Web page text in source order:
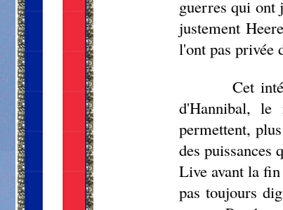
guerres qui ont
justement
l'ont pas privée
Cet
d'Hannibal,
permettent,
des puissances
Live avant la
pas toujours